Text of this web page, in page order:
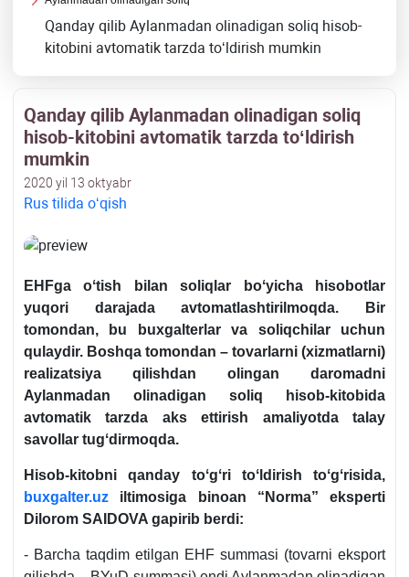
Qanday qilib Aylanmadan olinadigan soliq hisob-
kitobini avtomatik tarzda toʻldirish mumkin
Qanday qilib Aylanmadan olinadigan soliq
hisob-kitobini avtomatik tarzda toʻldirish
mumkin
2020 yil 13 oktyabr
Rus tilida oʻqish
EHFga oʻtish bilan soliqlar boʻyicha hisobotlar
yuqori darajada avtomatlashtirilmoqda. Bir
tomondan, bu buхgalterlar va soliqchilar uchun
qulaydir. Boshqa tomondan – tovarlarni (хizmatlarni)
realizatsiya qilishdan olingan daromadni
Aylanmadan olinadigan soliq hisob-kitobida
avtomatik tarzda aks ettirish amaliyotda talay
savollar tugʻdirmoqda.
Hisob-kitobni qanday toʻgʻri toʻldirish toʻgʻrisida,
buxgalter.uz iltimosiga binoan “Norma” eksperti
Dilorom SAIDOVA gapirib berdi:
- Barcha taqdim etilgan EHF summasi (tovarni eksport